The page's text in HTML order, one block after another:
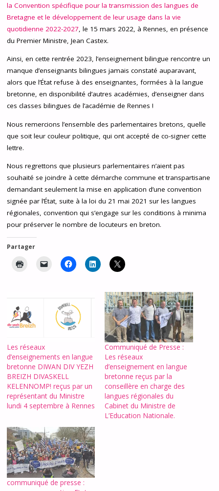
la Convention spécifique pour la transmission des langues de
Bretagne et le développement de leur usage dans la vie
quotidienne 2022-2027, le 15 mars 2022, à Rennes, en présence
du Premier Ministre, Jean Castex.
Ainsi, en cette rentrée 2023, l’enseignement bilingue rencontre un
manque d’enseignants bilingues jamais constaté auparavant,
alors que l’État refuse à des enseignantes, formées à la langue
bretonne, en disponibilité d’autres académies, d’enseigner dans
ces classes bilingues de l’académie de Rennes !
Nous remercions l’ensemble des parlementaires bretons, quelle
que soit leur couleur politique, qui ont accepté de co-signer cette
lettre.
Nous regrettons que plusieurs parlementaires n’aient pas
souhaité se joindre à cette démarche commune et transpartisane
demandant seulement la mise en application d’une convention
signée par l’État, suite à la loi du 21 mai 2021 sur les langues
régionales, convention qui s’engage sur les conditions à minima
pour préserver le nombre de locuteurs en breton.
Partager
Les réseaux
d’enseignements en langue
bretonne DIWAN DIV YEZH
BREIZH DIVASKELL
KELENNOMP! reçus par un
représentant du Ministre
lundi 4 septembre à Rennes
Communiqué de Presse :
Les réseaux
d’enseignement en langue
bretonne reçus par la
conseillère en charge des
langues régionales du
Cabinet du Ministre de
L’Education Nationale.
communiqué de presse :